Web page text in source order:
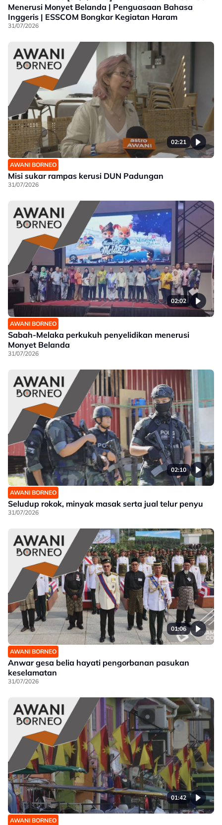
Menerusi Monyet Belanda | Penguasaan Bahasa
Inggeris | ESSCOM Bongkar Kegiatan Haram
31/07/2026
02:21
AWANI BORNEO
Misi sukar rampas kerusi DUN Padungan
31/07/2026
02:02
AWANI BORNEO
Sabah-Melaka perkukuh penyelidikan menerusi
Monyet Belanda
31/07/2026
02:10
AWANI BORNEO
Seludup rokok, minyak masak serta jual telur penyu
31/07/2026
01:06
AWANI BORNEO
Anwar gesa belia hayati pengorbanan pasukan
keselamatan
31/07/2026
01:42
AWANI BORNEO